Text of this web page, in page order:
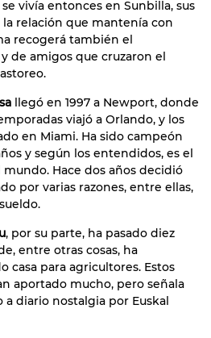
vivía entonces en Sunbilla, sus
relación que mantenía con
recogerá también el
de amigos que cruzaron el
llegó en 1997 a Newport, donde
viajó a Orlando, y los
en Miami. Ha sido campeón
y según los entendidos, es el
Hace dos años decidió
por varias razones, entre ellas,
, por su parte, ha pasado diez
entre otras cosas, ha
casa para agricultores. Estos
aportado mucho, pero señala
diario nostalgia por Euskal